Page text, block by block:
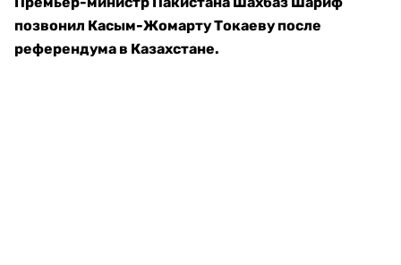
позвонил Касым-Жомарту Токаеву после
референдума в Казахстане.